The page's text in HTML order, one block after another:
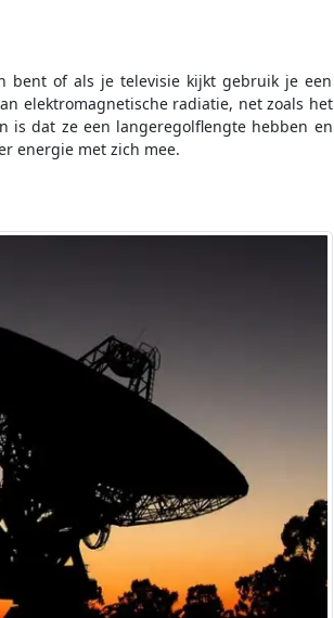
bent of als je televisie kijkt gebruik je een
elektromagnetische radiatie, net zoals het
is dat ze een langeregolflengte hebben en
energie met zich mee.